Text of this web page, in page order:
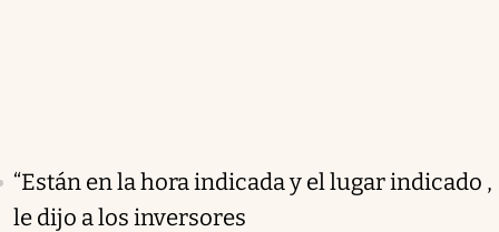
“Están en la hora indicada y el lugar indicado ,
le dijo a los inversores